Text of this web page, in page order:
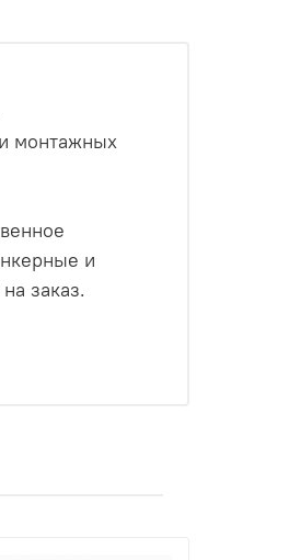
монтажных
и
заказ.